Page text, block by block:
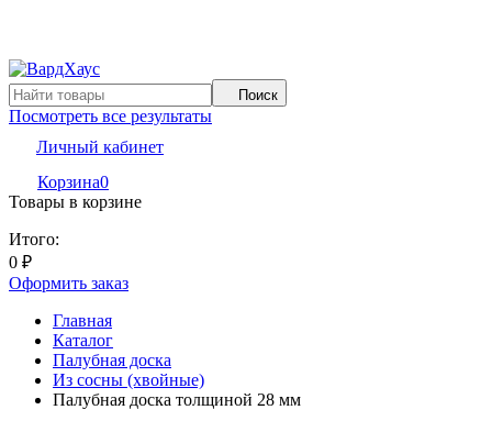
Поиск
Посмотреть все результаты
Личный кабинет
Корзина0
Товары в корзине
Итого:
0 ₽
Оформить заказ
Главная
Каталог
Палубная доска
Из сосны (хвойные)
Палубная доска толщиной 28 мм